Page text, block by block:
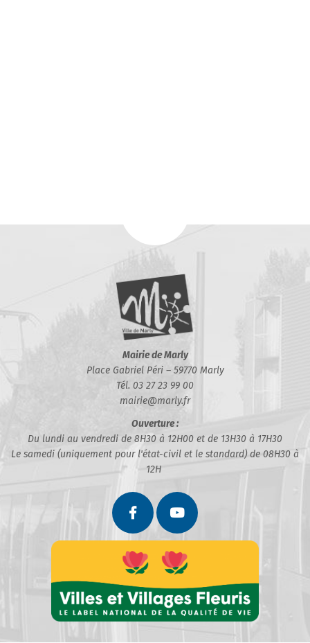
Mairie de Marly
Place Gabriel Péri – 59770 Marly
Tél. 03 27 23 99 00
mairie@marly.fr
Ouverture :
Du lundi au vendredi de 8H30 à 12H00 et de 13H30 à 17H30
Le samedi (uniquement pour l'état-civil et le standard) de 08H30 à
12H